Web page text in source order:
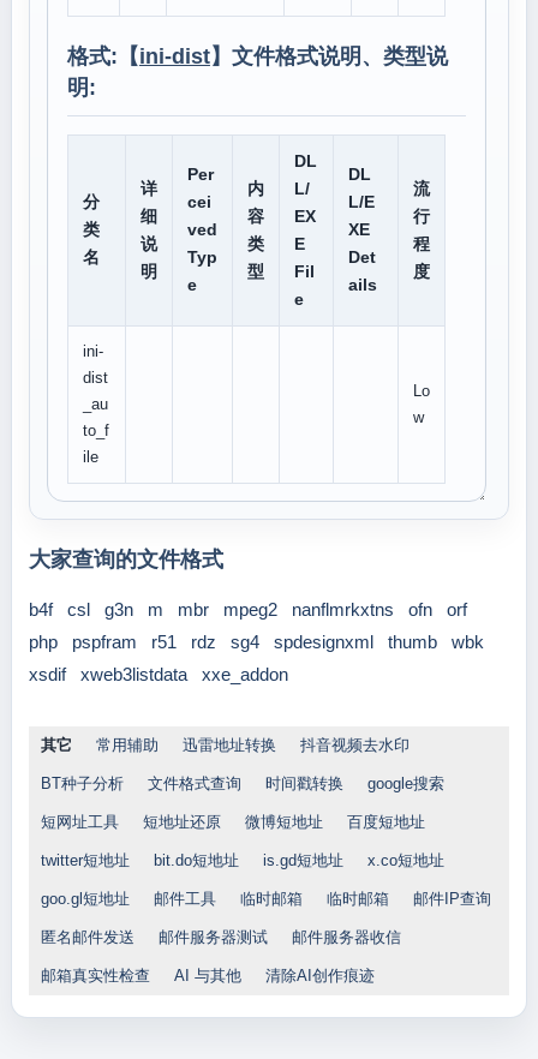
格式:【ini-dist】文件格式说明、类型说
明:
分
类
名
详
细
说
明
Per
cei
ved
Typ
e
内
容
类
型
DL
L/
EX
E
Fil
e
DL
L/E
XE
Det
ails
流
行
程
度
ini-
dist
_au
to_f
ile
Lo
w
大家查询的文件格式
b4f csl g3n m mbr mpeg2 nanflmrkxtns ofn
orf
php
pspfram r51 rdz sg4 spdesignxml thumb
wbk
xsdif
xweb3listdata xxe_addon
其它 常用辅助 迅雷地址转换 抖音视频去水印
BT种子分析 文件格式查询 时间戳转换 google搜索
短网址工具 短地址还原 微博短地址 百度短地址
twitter短地址 bit.do短地址 is.gd短地址 x.co短地址
goo.gl短地址 邮件工具 临时邮箱 临时邮箱 邮件IP查询
匿名邮件发送 邮件服务器测试 邮件服务器收信
邮箱真实性检查 AI 与其他 清除AI创作痕迹